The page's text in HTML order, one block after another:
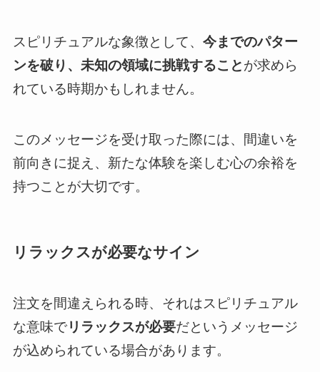
スピリチュアルな象徴として、 今までのパター
ンを破り、未知の領域に挑戦することが求めら
れている時期かもしれません。
このメッセージを受け取った際には、間違いを
前向きに捉え、新たな体験を楽しむ心の余裕を
持つことが大切です。
リラックスが必要なサイン
注文を間違えられる時、それはスピリチュアル
な意味でリラックスが必要だというメッセージ
が込められている場合があります。